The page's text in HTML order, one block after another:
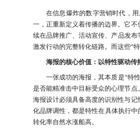
在信息爆炸的数字营销时代，用
一，正重新定义着传播的边界。它
续在品牌推广、活动宣传、产品发
激发行动的完整转化链路。而这些“
海报的核心价值：以特性驱动传
一张成功的海报，其本质是“特性
是否能精准击中目标受众的心理节
海报设计必须具备高度的识别性与
化品牌调性，都是特性在具体执行
转化率自然水涨船高。